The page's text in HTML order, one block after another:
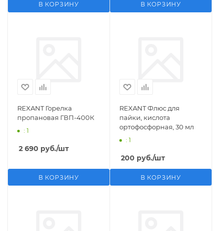
В КОРЗИНУ В КОРЗИНУ
REXANT Горелка
пропановая ГВП-400К
: 1
2 690 руб./шт
В КОРЗИНУ
REXANT Флюс для
пайки, кислота
ортофосфорная, 30 мл
: 1
200 руб./шт
В КОРЗИНУ